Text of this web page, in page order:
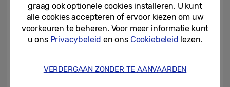
graag ook optionele cookies installeren. U kunt
alle cookies accepteren of ervoor kiezen om uw
voorkeuren te beheren. Voor meer informatie kunt
u ons Privacybeleid en ons Cookiebeleid lezen.
VERDERGAAN ZONDER TE AANVAARDEN